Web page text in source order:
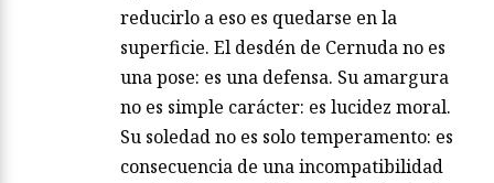
reducirlo a eso es quedarse en la
superficie. El desdén de Cernuda no es
una pose: es una defensa. Su amargura
no es simple carácter: es lucidez moral.
Su soledad no es solo temperamento: es
consecuencia de una incompatibilidad